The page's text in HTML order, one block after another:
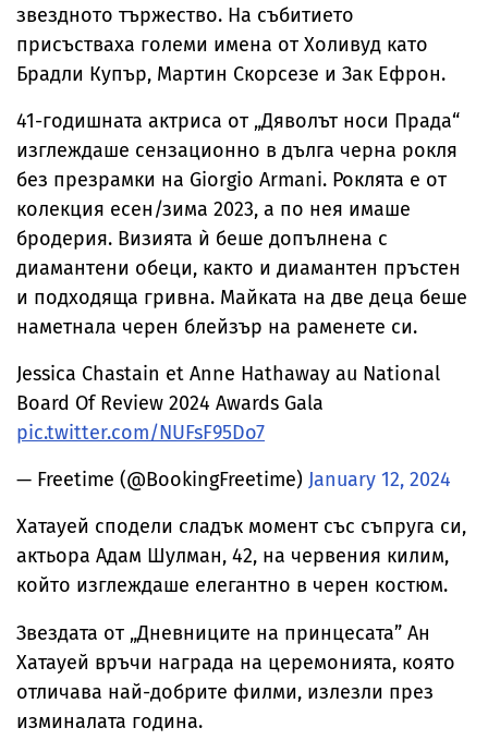
звездното тържество. На събитието
присъстваха големи имена от Холивуд като
Брадли Купър, Мартин Скорсезе и Зак Ефрон.
41-годишната актриса от „Дяволът носи Прада“
изглеждаше сензационно в дълга черна рокля
без презрамки на Giorgio Armani. Роклята е от
колекция есен/зима 2023, а по нея имаше
бродерия. Визията ѝ беше допълнена с
диамантени обеци, както и диамантен пръстен
и подходяща гривна. Майката на две деца беше
наметнала черен блейзър на раменете си.
Jessica Chastain et Anne Hathaway au National
Board Of Review 2024 Awards Gala
pic.twitter.com/NUFsF95Do7
— Freetime (@BookingFreetime) January 12, 2024
Хатауей сподели сладък момент със съпруга си,
актьора Адам Шулман, 42, на червения килим,
който изглеждаше елегантно в черен костюм.
Звездата от „Дневниците на принцесата” Ан
Хатауей връчи награда на церемонията, която
отличава най-добрите филми, излезли през
изминалата година.